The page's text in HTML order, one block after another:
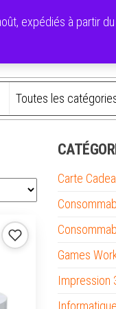
expédiés à partir
Carte
Games
Impression
Informatique